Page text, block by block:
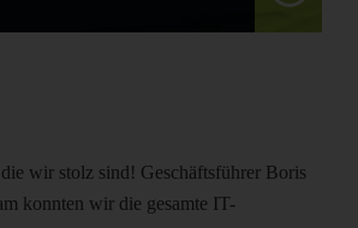
wir stolz sind! Geschäftsführer Boris
konnten wir die gesamte IT-